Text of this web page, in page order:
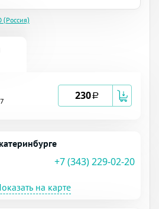
230a
+7 (343) 229-02-20
на карте